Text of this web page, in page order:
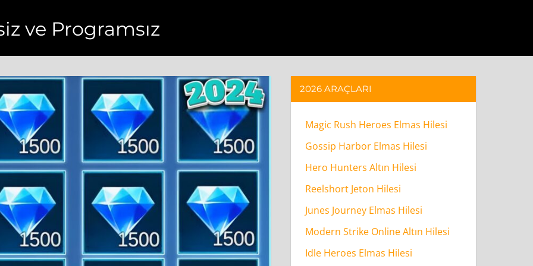
ve Programsız
2026 ARAÇLARI
Magic Rush Heroes Elmas Hilesi
Gossip Harbor Elmas Hilesi
Hero Hunters Altın Hilesi
Reelshort Jeton Hilesi
Junes Journey Elmas Hilesi
Modern Strike Online Altın Hilesi
Idle Heroes Elmas Hilesi